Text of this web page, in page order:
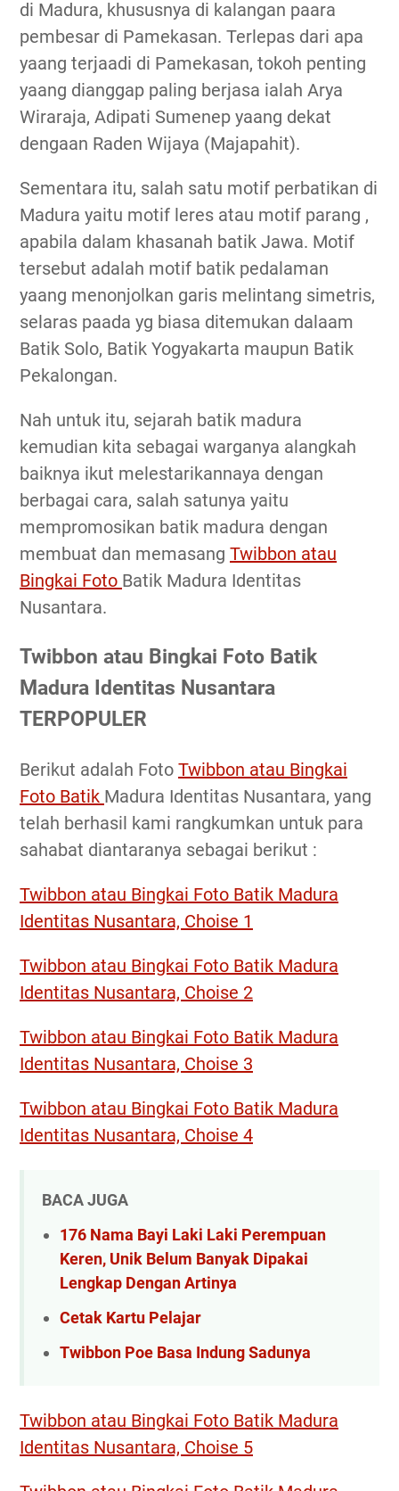
di Madura, khususnya di kalangan paara
pembesar di Pamekasan. Terlepas dari apa
yaang terjaadi di Pamekasan, tokoh penting
yaang dianggap paling berjasa ialah Arya
Wiraraja, Adipati Sumenep yaang dekat
dengaan Raden Wijaya (Majapahit).
Sementara itu, salah satu motif perbatikan di
Madura yaitu motif leres atau motif parang ,
apabila dalam khasanah batik Jawa. Motif
tersebut adalah motif batik pedalaman
yaang menonjolkan garis melintang simetris,
selaras paada yg biasa ditemukan dalaam
Batik Solo, Batik Yogyakarta maupun Batik
Pekalongan.
Nah untuk itu, sejarah batik madura
kemudian kita sebagai warganya alangkah
baiknya ikut melestarikannaya dengan
berbagai cara, salah satunya yaitu
mempromosikan batik madura dengan
membuat dan memasang Twibbon atau
Bingkai Foto Batik Madura Identitas
Nusantara.
Twibbon atau Bingkai Foto Batik
Madura Identitas Nusantara
TERPOPULER
Berikut adalah Foto Twibbon atau Bingkai
Foto Batik Madura Identitas Nusantara, yang
telah berhasil kami rangkumkan untuk para
sahabat diantaranya sebagai berikut :
Twibbon atau Bingkai Foto Batik Madura
Identitas Nusantara, Choise 1
Twibbon atau Bingkai Foto Batik Madura
Identitas Nusantara, Choise 2
Twibbon atau Bingkai Foto Batik Madura
Identitas Nusantara, Choise 3
Twibbon atau Bingkai Foto Batik Madura
Identitas Nusantara, Choise 4
BACA JUGA
176 Nama Bayi Laki Laki Perempuan
Keren, Unik Belum Banyak Dipakai
Lengkap Dengan Artinya
Cetak Kartu Pelajar
Twibbon Poe Basa Indung Sadunya
Twibbon atau Bingkai Foto Batik Madura
Identitas Nusantara, Choise 5